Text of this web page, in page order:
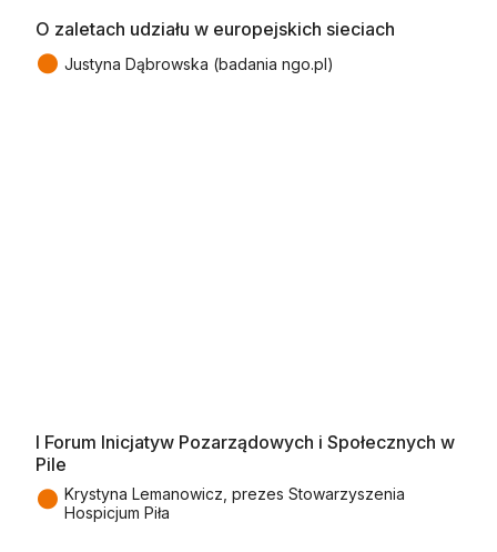
O zaletach udziału w europejskich sieciach
● Justyna Dąbrowska (badania ngo.pl)
I Forum Inicjatyw Pozarządowych i Społecznych w
Pile
● Krystyna Lemanowicz, prezes Stowarzyszenia
Hospicjum Piła